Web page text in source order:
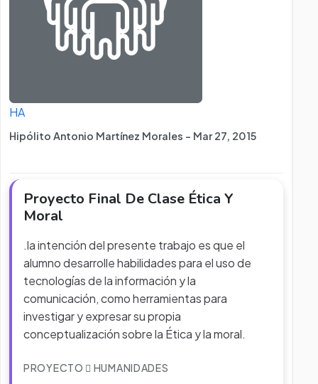
HA
Hipólito Antonio Martínez Morales - Mar 27, 2015
Proyecto Final De Clase Ética Y
Moral
.la intención del presente trabajo es que el
alumno desarrolle habilidades para el uso de
tecnologías de la información y la
comunicación, como herramientas para
investigar y expresar su propia
conceptualización sobre la Ética y la moral.
PROYECTO HUMANIDADES